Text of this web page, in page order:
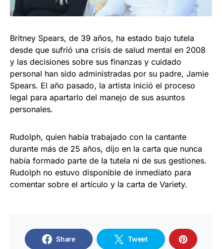
Britney Spears, de 39 años, ha estado bajo tutela
desde que sufrió una crisis de salud mental en 2008
y las decisiones sobre sus finanzas y cuidado
personal han sido administradas por su padre, Jamie
Spears. El año pasado, la artista inició el proceso
legal para apartarlo del manejo de sus asuntos
personales.
Rudolph, quien había trabajado con la cantante
durante más de 25 años, dijo en la carta que nunca
había formado parte de la tutela ni de sus gestiones.
Rudolph no estuvo disponible de inmediato para
comentar sobre el artículo y la carta de Variety.
Share Tweet